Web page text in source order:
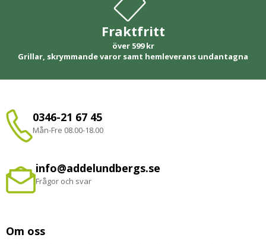
Fraktfritt
över 599 kr
Grillar, skrymmande varor samt hemleverans undantagna
0346-21 67 45
Mån-Fre 08.00-18.00
info@addelundbergs.se
Frågor och svar
Om oss